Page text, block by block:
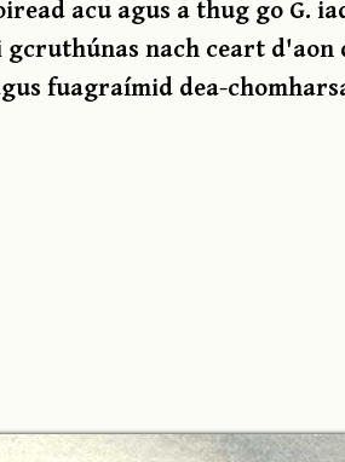
acu agus a thug go G.
nach ceart d'aon
fuagraímid dea-